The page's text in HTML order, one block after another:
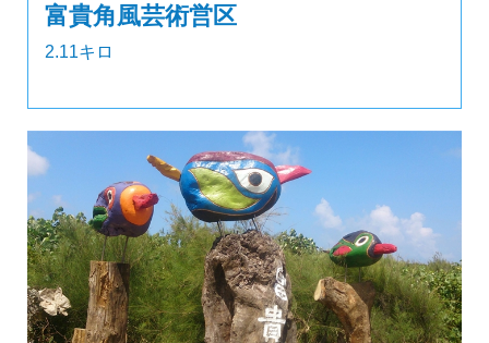
富貴角風芸術営区
2.11キロ